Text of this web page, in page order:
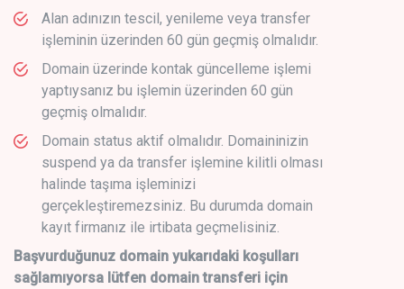
Alan adınızın tescil, yenileme veya transfer
işleminin üzerinden 60 gün geçmiş olmalıdır.
Domain üzerinde kontak güncelleme işlemi
yaptıysanız bu işlemin üzerinden 60 gün
geçmiş olmalıdır.
Domain status aktif olmalıdır. Domaininizin
suspend ya da transfer işlemine kilitli olması
halinde taşıma işleminizi
gerçekleştiremezsiniz. Bu durumda domain
kayıt firmanız ile irtibata geçmelisiniz.
Başvurduğunuz domain yukarıdaki koşulları
sağlamıyorsa lütfen domain transferi için